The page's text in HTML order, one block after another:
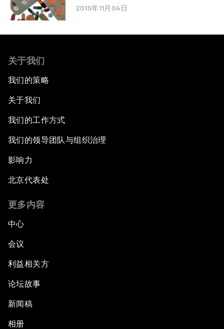
2015年11月04日
关于我们
我们的策略
关于我们
我们的工作方式
我们的领导团队与组织治理
影响力
北京代表处
更多内容
中心
会议
利益相关方
论坛故事
新闻稿
相册